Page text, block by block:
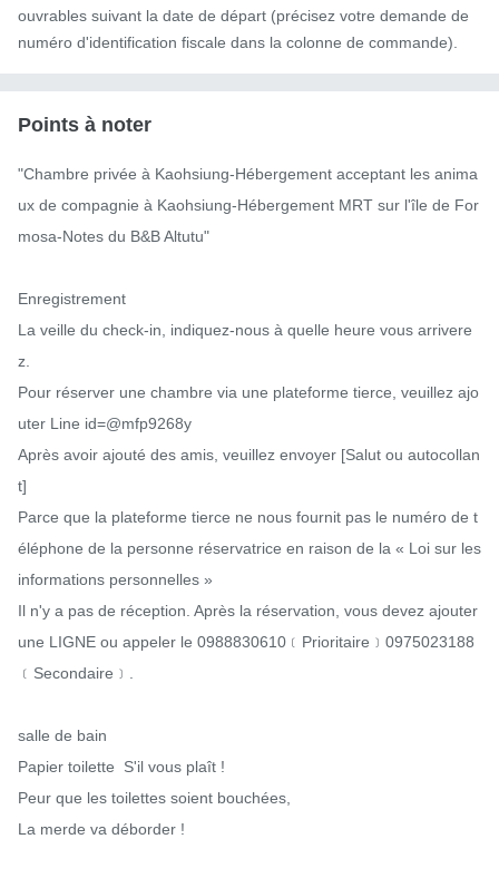
ouvrables suivant la date de départ (précisez votre demande de
numéro d'identification fiscale dans la colonne de commande).
Points à noter
"Chambre privée à Kaohsiung-Hébergement acceptant les anima
ux de compagnie à Kaohsiung-Hébergement MRT sur l'île de For
mosa-Notes du B&B Altutu"
Enregistrement
La veille du check-in, indiquez-nous à quelle heure vous arrivere
z.
Pour réserver une chambre via une plateforme tierce, veuillez ajo
uter Line id=@mfp9268y
Après avoir ajouté des amis, veuillez envoyer [Salut ou autocollan
t]
Parce que la plateforme tierce ne nous fournit pas le numéro de t
éléphone de la personne réservatrice en raison de la « Loi sur les
informations personnelles »
Il n'y a pas de réception. Après la réservation, vous devez ajouter
une LIGNE ou appeler le 0988830610﹝Prioritaire﹞0975023188
﹝Secondaire﹞.
salle de bain
Papier toilette
S'il vous plaît !
Peur que les toilettes soient bouchées,
La merde va déborder !